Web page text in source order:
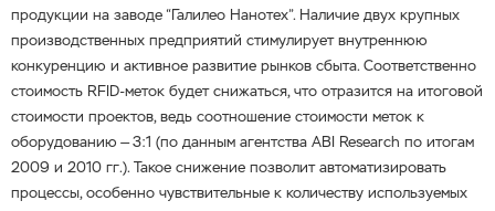
продукции на заводе “Галилео Нанотех”. Наличие двух крупных
производственных предприятий стимулирует внутреннюю
конкуренцию и активное развитие рынков сбыта. Соответственно
стоимость RFID-меток будет снижаться, что отразится на итоговой
стоимости проектов, ведь соотношение стоимости меток к
оборудованию — 3:1 (по данным агентства ABI Research по итогам
2009 и 2010 гг.). Такое снижение позволит автоматизировать
процессы, особенно чувствительные к количеству используемых